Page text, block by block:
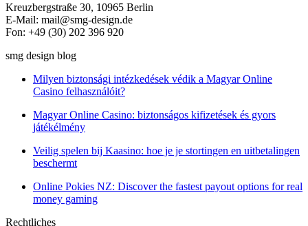
Kreuzbergstraße 30, 10965 Berlin
E-Mail: mail@smg-design.de
Fon: +49 (30) 202 396 920
smg design blog
Milyen biztonsági intézkedések védik a Magyar Online
Casino felhasználóit?
Magyar Online Casino: biztonságos kifizetések és gyors
játékélmény
Veilig spelen bij Kaasino: hoe je je stortingen en uitbetalingen
beschermt
Online Pokies NZ: Discover the fastest payout options for real
money gaming
Rechtliches